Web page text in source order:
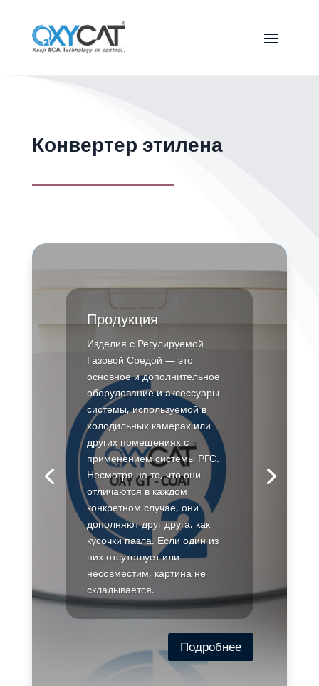
Конвертер этилена
Продукция
Изделия с Регулируемой
Газовой Средой — это
основное и дополнительное
оборудование и аксессуары
системы, используемой в
холодильных камерах или
других помещениях с
применением системы РГС.
Несмотря на то, что они
отличаются в каждом
конкретном случае, они
дополняют друг друга, как
кусочки пазла. Если один из
них отсутствует или
несовместим, картина не
складывается.
Подробнее